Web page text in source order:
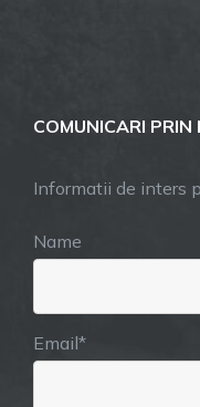
COMUNICARI PRIN
Informatii de inters
Name
Email*